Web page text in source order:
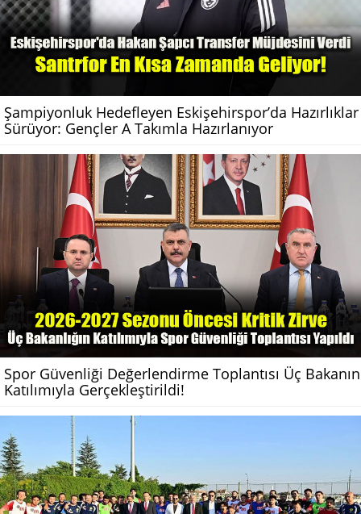
Şampiyonluk Hedefleyen Eskişehirspor’da Hazırlıklar
Sürüyor: Gençler A Takımla Hazırlanıyor
Spor Güvenliği Değerlendirme Toplantısı Üç Bakanın
Katılımıyla Gerçekleştirildi!